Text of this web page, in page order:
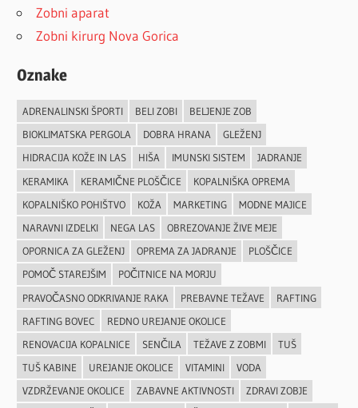
Zobni aparat
Zobni kirurg Nova Gorica
Oznake
ADRENALINSKI ŠPORTI BELI ZOBI
BELJENJE ZOB
BIOKLIMATSKA PERGOLA
DOBRA HRANA
GLEŽENJ
HIDRACIJA KOŽE IN LAS
HIŠA IMUNSKI SISTEM
JADRANJE
KERAMIKA
KERAMIČNE PLOŠČICE
KOPALNIŠKA OPREMA
KOPALNIŠKO POHIŠTVO
KOŽA MARKETING
MODNE MAJICE
NARAVNI IZDELKI
NEGA LAS
OBREZOVANJE ŽIVE MEJE
OPORNICA ZA GLEŽENJ
OPREMA ZA JADRANJE
PLOŠČICE
POMOČ STAREJŠIM
POČITNICE NA MORJU
PRAVOČASNO ODKRIVANJE RAKA
PREBAVNE TEŽAVE
RAFTING
RAFTING BOVEC
REDNO UREJANJE OKOLICE
RENOVACIJA KOPALNICE
SENČILA TEŽAVE Z ZOBMI
TUŠ
TUŠ KABINE
UREJANJE OKOLICE VITAMINI
VODA
VZDRŽEVANJE OKOLICE
ZABAVNE AKTIVNOSTI
ZDRAVI ZOBJE